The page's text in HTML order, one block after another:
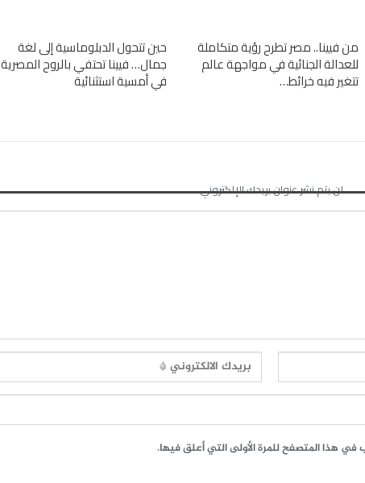
من فيينا.. مصر تطرح رؤية متكاملة
للعدالة الجنائية في مواجهة عالم
تتغير فيه خرائط…
حين تتحول الدبلوماسية إلى لغة
جمال… فيينا تحتفي بالروح المصرية
في أمسية استثنائية
لن يتم نشر عنوان بريدك الإلكتروني.
في هذا المتصفح للمرة الأولى التي أعلق فيها.